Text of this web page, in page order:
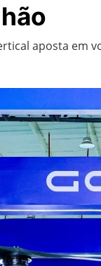
aposta em